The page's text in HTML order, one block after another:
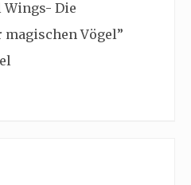
Wings- Die
Vögel”